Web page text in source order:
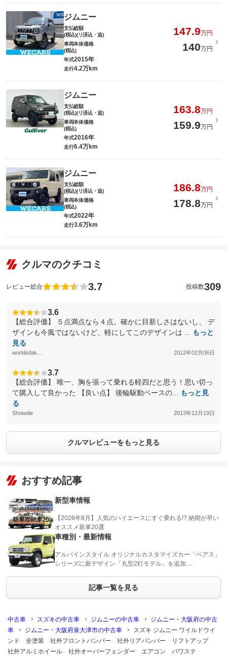
ジムニー
支払総額
(税込)(リ済込・追)
147.9万円
車両本体価格
(税込)
140万円
年式2015年
走行4.2万km
ジムニー
支払総額
(税込)(リ済込・追)
163.8万円
車両本体価格
(税込)
159.9万円
年式2016年
走行6.4万km
ジムニー
支払総額
(税込)(リ済込・追)
186.8万円
車両本体価格
(税込)
178.8万円
年式2022年
走行3.6万km
クルマのクチコミ
レビュー総合 3.7 投稿数309
3.6
【総合評価】 ５点満点なら４点。確かに目新しさはないし、 デ
ザインも今風ではないけど、軽にしてこのデザインは ...
もっと
見る
worldisfak... 2012年02月06日
3.7
【総合評価】 唯一、胸を張って乗れる軽四だと思う！思い切っ
て購入して良かった 【良い点】 後輪駆動ベースの...
もっと見
る
Showdie 2013年12月19日
クルマレビューをもっと見る
おすすめ記事
新型車情報
【2026年8月】人気のハイエースにすぐ乗れる!? 納期が早い
オススメ新車20選
車種別・最新情報
アルパインスタイル オリジナルカスタマイズカー「ベアス」
シリーズに新デザイン「丸型2灯モデル」を追加…
記事一覧を見る
中古車 スズキの中古車 ジムニーの中古車
ジムニー・大阪府の中古
車
ジムニー・大阪府泉大津市の中古車
スズキ ジムニー ワイルドウイ
ンド 全塗装 社外フロントバンパー 社外リアバンパー リフトアップ
社外アルミホイール 社外オーバーフェンダー エアコン パワステ